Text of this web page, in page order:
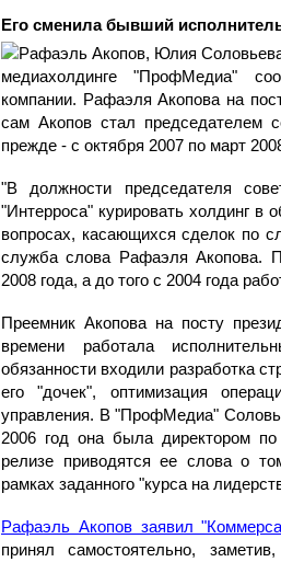
Его сменила бывший
медиахолдинге "ПрофМедиа"
компании. Рафаэля Акопова на
сам Акопов стал председателем
прежде - с октября 2007 по март
"В должности председателя
"Интерроса" курировать холдинг в
вопросах, касающихся сделок по
служба слова Рафаэля Акопова.
2008 года, а до того с 2004 года
Преемник Акопова на посту
времени работала
обязанности входили разработка
его "дочек", оптимизация
управления. В "ПрофМедиа"
2006 год она была директором
релизе приводятся ее слова о
рамках заданного "курса на
Рафаэль Акопов заявил
принял самостоятельно,